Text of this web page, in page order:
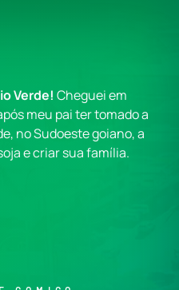
Verde! Cheguei em
meu pai ter tomado a
no Sudoeste goiano, a
e criar sua família.